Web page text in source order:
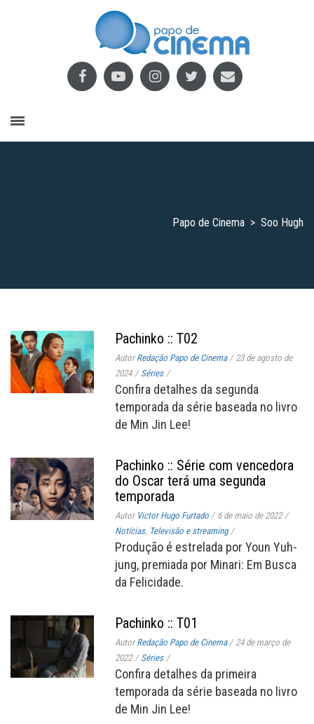
Papo de Cinema > Soo Hugh
Pachinko :: T02
AutorRedação Papo de Cinema / 23 de agosto de
2024 / Séries /
Confira detalhes da segunda
temporada da série baseada no livro
de Min Jin Lee!
Pachinko :: Série com vencedora
do Oscar terá uma segunda
temporada
Autor Victor Hugo Furtado / 6 de maio de 2022 /
Notícias, Televisão e streaming /
Produção é estrelada por Youn Yuh-
jung, premiada por Minari: Em Busca
da Felicidade.
Pachinko :: T01
AutorRedação Papo de Cinema / 24 de março de
2022 / Séries /
Confira detalhes da primeira
temporada da série baseada no livro
de Min Jin Lee!